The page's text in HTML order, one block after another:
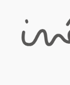
Oferecemos